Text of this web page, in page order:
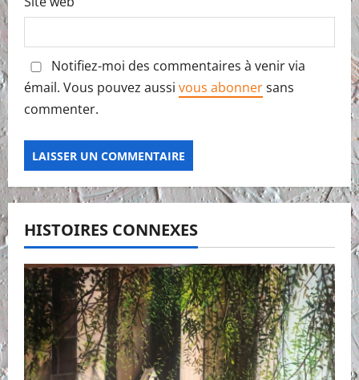
Notifiez-moi des commentaires à venir via
émail. Vous pouvez aussi vous abonnersans
commenter.
HISTOIRES CONNEXES